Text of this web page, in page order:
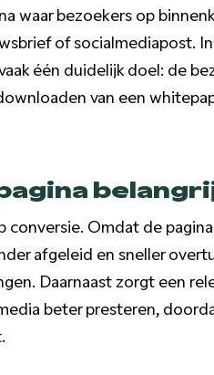
waar bezoekers op
of socialmediapost.
één duidelijk doel: de
van een
Omdat de
afgeleid en sneller
Daarnaast zorgt een
beter presteren,